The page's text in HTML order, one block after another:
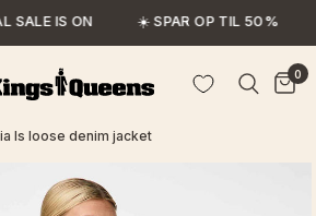
SALE IS ON ☀️ SPAR OP TIL 50%
0
ls loose denim jacket